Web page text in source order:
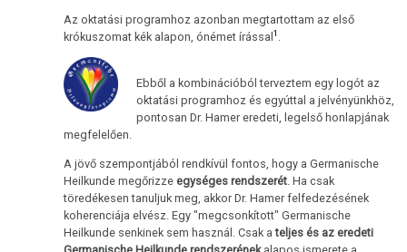
Az oktatási programhoz azonban megtartottam az első
krókuszomat kék alapon, ónémet írással 1 .
Ebből a kombinációból terveztem egy logót az
oktatási programhoz és egyúttal a jelvényünkhöz,
pontosan Dr. Hamer eredeti, legelső honlapjának
megfelelően.
A jövő szempontjából rendkívül fontos, hogy a Germanische
Heilkunde megőrizzeegységes rendszerét . Ha csak
töredékesen tanuljuk meg, akkor Dr. Hamer felfedezésének
koherenciája elvész. Egy "megcsonkított" Germanische
Heilkunde senkinek sem használ. Csak ateljes és az eredeti